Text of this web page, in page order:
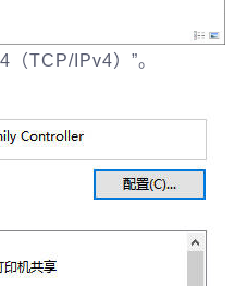
（TCP/IPv4）”。